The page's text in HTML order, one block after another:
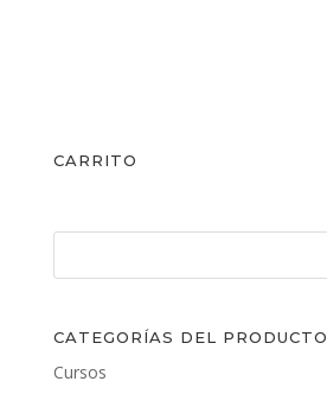
CARRITO
CATEGORÍAS DEL PRODUCTO
Cursos